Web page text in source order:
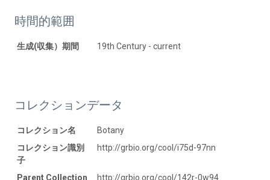
時間的範囲
生成(収集）期間 19th Century - current
コレクションデータ
コレクション名
Botany
コレクション識別
子
http://grbio.org/cool/i75d-97nn
Parent Collection
http://grbio.org/cool/142r-0w94